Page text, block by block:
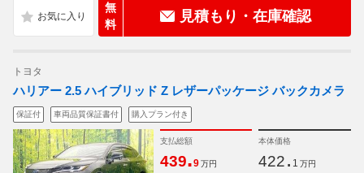
無
料
見積もり・在庫確認
トヨタ
ハリアー 2.5 ハイブリッド Z レザーパッケージ バックカメラ
保証付 車両品質保証書付 購入プラン付き
支払総額
439.9 万円
本体価格
422. 1 万円